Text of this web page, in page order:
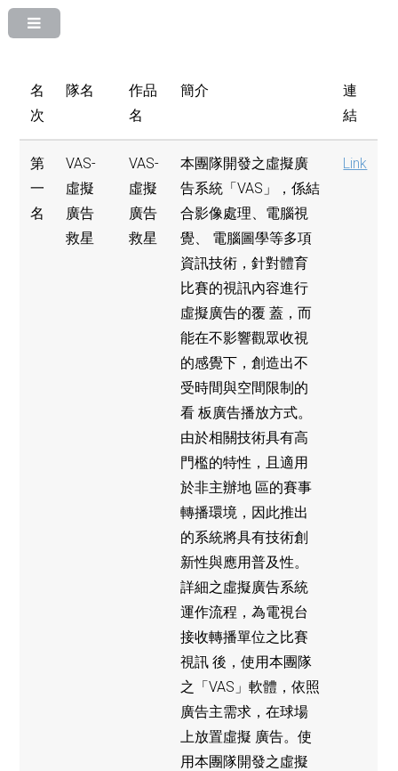
名
次
隊名
作品
名
簡介
連
結
第
一
名
VAS-
虛擬
廣告
救星
VAS-
虛擬
廣告
救星
本團隊開發之虛擬廣
告系統「VAS」，係結
合影像處理、電腦視
覺、 電腦圖學等多項
資訊技術，針對體育
比賽的視訊內容進行
虛擬廣告的覆 蓋，而
能在不影響觀眾收視
的感覺下，創造出不
受時間與空間限制的
看 板廣告播放方式。
由於相關技術具有高
門檻的特性，且適用
於非主辦地 區的賽事
轉播環境，因此推出
的系統將具有技術創
新性與應用普及性。
詳細之虛擬廣告系統
運作流程，為電視台
接收轉播單位之比賽
視訊 後，使用本團隊
之「VAS」軟體，依照
廣告主需求，在球場
上放置虛擬 廣告。使
用本團隊開發之虛擬
Link